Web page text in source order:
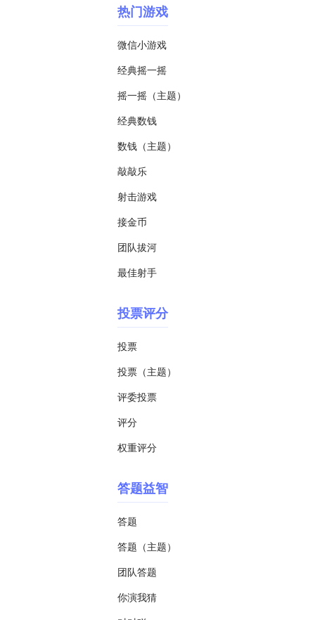
热门游戏
微信小游戏
经典摇一摇
摇一摇（主题）
经典数钱
数钱（主题）
敲敲乐
射击游戏
接金币
团队拔河
最佳射手
投票评分
投票
投票（主题）
评委投票
评分
权重评分
答题益智
答题
答题（主题）
团队答题
你演我猜